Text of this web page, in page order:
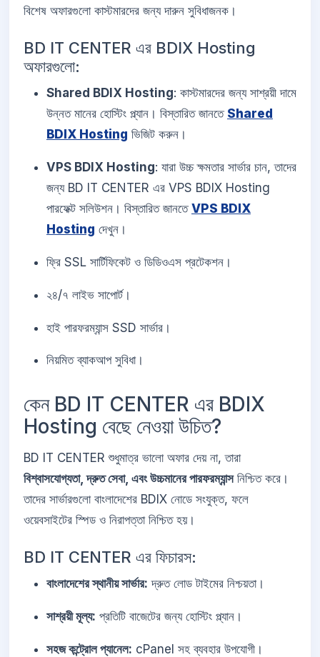
বিশেষ অফারগুলো কাস্টমারদের জন্য দারুন সুবিধাজনক।
BD IT CENTER এর BDIX Hosting
অফারগুলো:
Shared BDIX Hosting: কাস্টমারদের জন্য সাশ্রয়ী দামে
উন্নত মানের হোস্টিং প্ল্যান। বিস্তারিত জানতে Shared
BDIX Hosting ভিজিট করুন।
VPS BDIX Hosting: যারা উচ্চ ক্ষমতার সার্ভার চান, তাদের
জন্য BD IT CENTER এর VPS BDIX Hosting
পারফেক্ট সলিউশন। বিস্তারিত জানতে VPS BDIX
Hosting দেখুন।
ফ্রি SSL সার্টিফিকেট ও ডিডিওএস প্রটেকশন।
২৪/৭ লাইভ সাপোর্ট।
হাই পারফরম্যান্স SSD সার্ভার।
নিয়মিত ব্যাকআপ সুবিধা।
কেন BD IT CENTER এর BDIX
Hosting বেছে নেওয়া উচিত?
BD IT CENTER শুধুমাত্র ভালো অফার দেয় না, তারা
বিশ্বাসযোগ্যতা, দ্রুত সেবা, এবং উচ্চমানের পারফরম্যান্সনিশ্চিত করে।
তাদের সার্ভারগুলো বাংলাদেশের BDIX নোডে সংযুক্ত, ফলে
ওয়েবসাইটের স্পিড ও নিরাপত্তা নিশ্চিত হয়।
BD IT CENTER এর ফিচারস:
বাংলাদেশের স্থানীয় সার্ভার: দ্রুত লোড টাইমের নিশ্চয়তা।
সাশ্রয়ী মূল্য: প্রতিটি বাজেটের জন্য হোস্টিং প্ল্যান।
সহজ কন্ট্রোল প্যানেল: cPanel সহ ব্যবহার উপযোগী।